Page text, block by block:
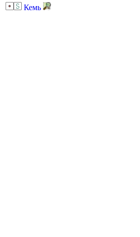
Кемь